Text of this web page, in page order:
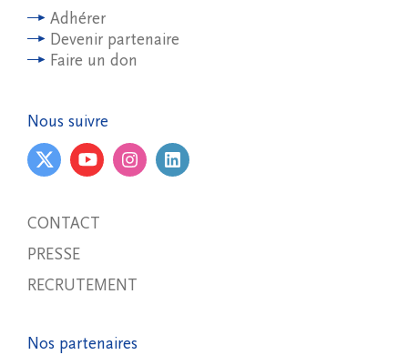
Adhérer
Devenir partenaire
Faire un don
Nous suivre
CONTACT
PRESSE
RECRUTEMENT
Nos partenaires